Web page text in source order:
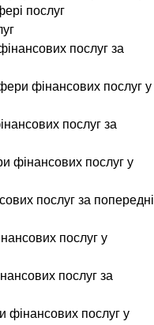
послуг
послуг за
фінансових послуг у
послуг за
фінансових послуг у
послуг за попередні
послуг у
послуг за
фінансових послуг у